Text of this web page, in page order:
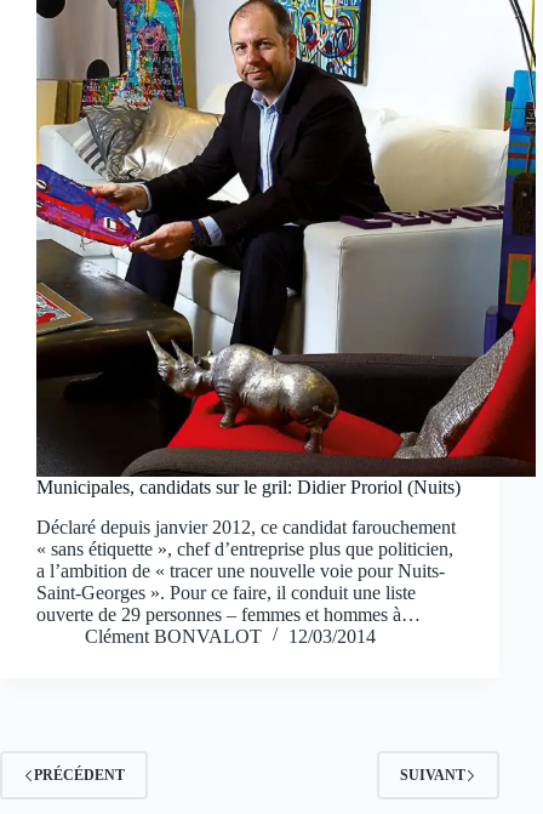
Municipales, candidats sur le gril: Didier Proriol (Nuits)
Déclaré depuis janvier 2012, ce candidat farouchement
« sans étiquette », chef d’entreprise plus que politicien,
a l’ambition de « tracer une nouvelle voie pour Nuits-
Saint-Georges ». Pour ce faire, il conduit une liste
ouverte de 29 personnes – femmes et hommes à…
Clément BONVALOT
12/03/2014
PRÉCÉDENT SUIVANT